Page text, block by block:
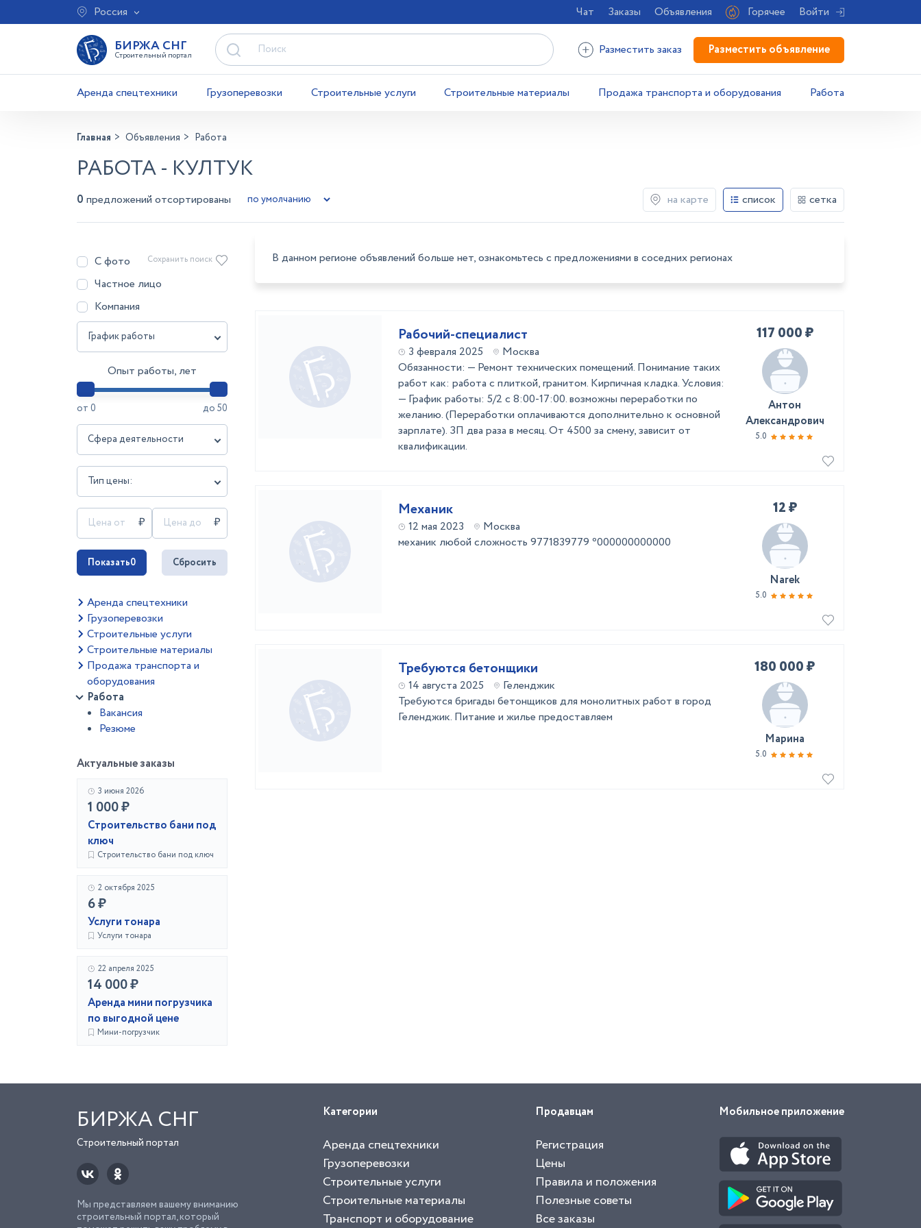
Россия Чат Заказы Объявления Горячее Войти
БИРЖА СНГ
Строительный портал Разместить заказ Разместить объявление
Аренда спецтехники Грузоперевозки Строительные услуги Строительные материалы Продажа транспорта и оборудования Работа
Главная Объявления Работа
РАБОТА - КУЛТУК
0 предложений отсортированы на карте список сетка
С фото
Частное лицо
Компания
График работы
Опыт работы, лет
от 0 до 50
Сфера деятельности
Тип цены:
Сохранить поиск
Показать0 Сбросить
Аренда спецтехники
Грузоперевозки
Строительные услуги
Строительные материалы
Продажа транспорта и
оборудования
Работа
Вакансия
Резюме
Актуальные заказы
3 июня 2026
1 000 ₽
Строительство бани под
ключ
Строительство бани под ключ
2 октября 2025
6 ₽
Услуги тонара
Услуги тонара
22 апреля 2025
14 000 ₽
Аренда мини погрузчика
по выгодной цене
Мини-погрузчик
В данном регионе объявлений больше нет, ознакомьтесь с предложениями в соседних регионах
Рабочий-специалист
3 февраля 2025
Москва
Обязанности: — Ремонт технических помещений. Понимание таких
работ как: работа с плиткой, гранитом. Кирпичная кладка. Условия:
— График работы: 5/2 с 8:00-17:00. возможны переработки по
желанию. (Переработки оплачиваются дополнительно к основной
зарплате). ЗП два раза в месяц. От 4500 за смену, зависит от
квалификации.
117 000 ₽
Антон
Александрович
5.0
Механик
12 мая 2023
Москва
механик любой сложность 9771839779 ⁰000000000000
12 ₽
Narek
5.0
Требуются бетонщики
14 августа 2025
Геленджик
Требуются бригады бетонщиков для монолитных работ в город
Геленджик. Питание и жилье предоставляем
180 000 ₽
Марина
5.0
БИРЖА СНГ
Строительный портал
Мы представляем вашему вниманию
строительный портал, который
Категории
Аренда спецтехники
Грузоперевозки
Строительные услуги
Строительные материалы
Транспорт и оборудование
Продавцам
Регистрация
Цены
Правила и положения
Полезные советы
Все заказы
Мобильное приложение